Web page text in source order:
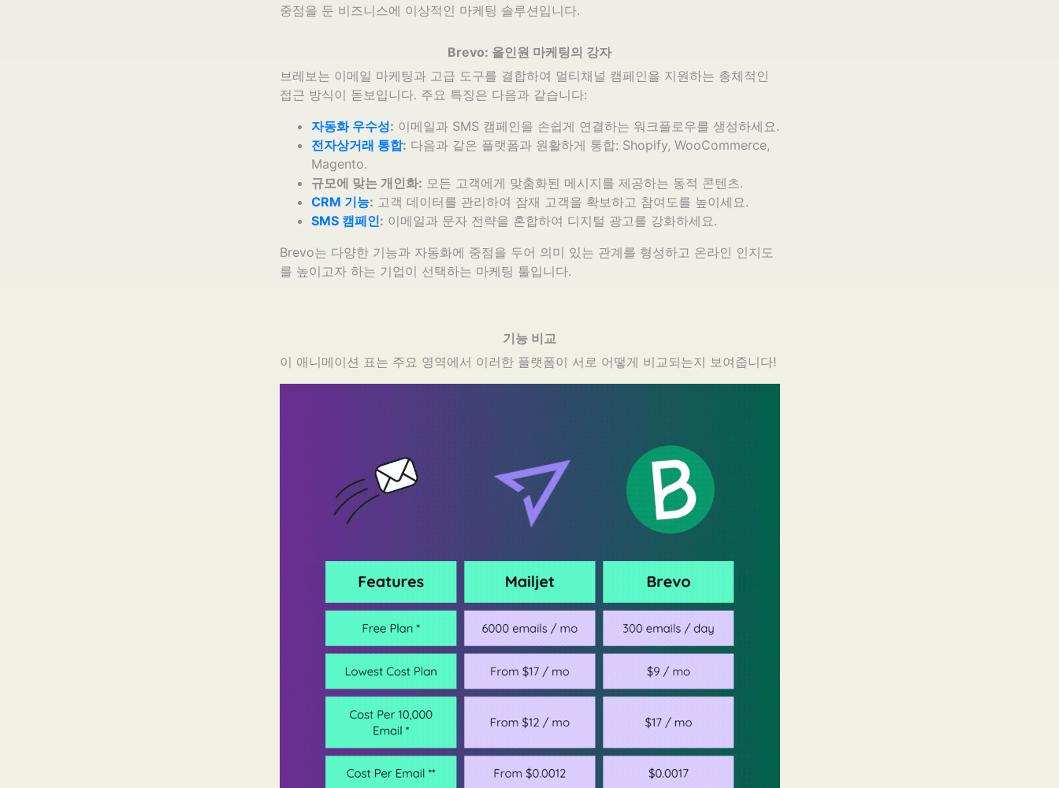
중점을 둔 비즈니스에 이상적인 마케팅 솔루션입니다.
Brevo: 올인원 마케팅의 강자
브레보는 이메일 마케팅과 고급 도구를 결합하여 멀티채널 캠페인을 지원하는 총체적인
접근 방식이 돋보입니다. 주요 특징은 다음과 같습니다:
자동화 우수성: 이메일과 SMS 캠페인을 손쉽게 연결하는 워크플로우를 생성하세요.
전자상거래 통합: 다음과 같은 플랫폼과 원활하게 통합: Shopify, WooCommerce,
Magento.
규모에 맞는 개인화: 모든 고객에게 맞춤화된 메시지를 제공하는 동적 콘텐츠.
CRM 기능: 고객 데이터를 관리하여 잠재 고객을 확보하고 참여도를 높이세요.
SMS 캠페인: 이메일과 문자 전략을 혼합하여 디지털 광고를 강화하세요.
Brevo는 다양한 기능과 자동화에 중점을 두어 의미 있는 관계를 형성하고 온라인 인지도
를 높이고자 하는 기업이 선택하는 마케팅 툴입니다.
기능 비교
이 애니메이션 표는 주요 영역에서 이러한 플랫폼이 서로 어떻게 비교되는지 보여줍니다!